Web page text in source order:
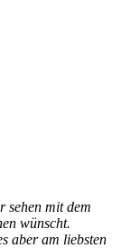
sehen mit dem
wünscht.
aber am liebsten